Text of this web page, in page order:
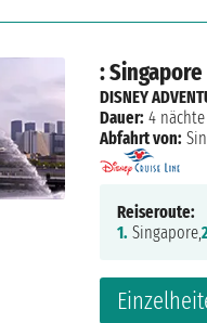
: Singapore
DISNEY
Dauer: 4 nächte
Abfahrt von:
Reiseroute:
1. Singapore,